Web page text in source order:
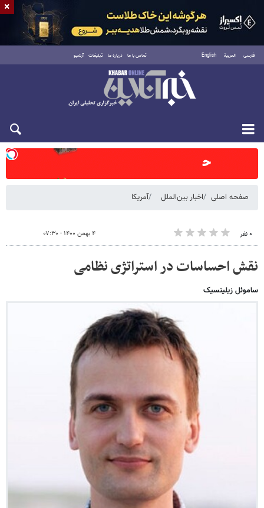
فارسی العربية English تماس با ما درباره ما تبلیغات آرشیو
شنبه ۱۷ مرداد ۱۴۰۵
صفحه اصلی اخبار بین‌الملل آمریکا
۰ نفر ۴ بهمن ۱۴۰۰ - ۰۷:۳۰
نقش احساسات در استراتژی نظامی
ساموئل زیلینسیک
×